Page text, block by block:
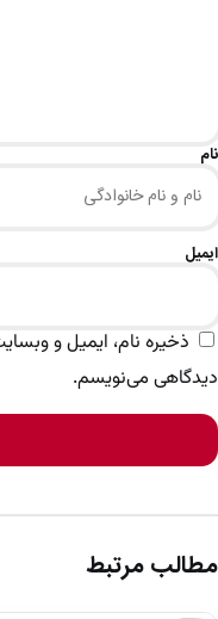
نام
ایمیل
ذخیره نام، ایمیل و
دیدگاهی می‌نویسم.
مطالب مرتبط